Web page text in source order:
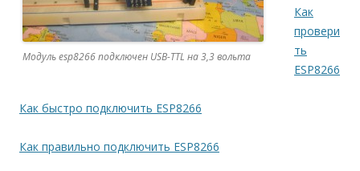
Модуль esp8266 подключен USB-TTL на 3,3 вольта
Как
провери
ть
ESP8266
Как быстро подключить ESP8266
Как правильно подключить ESP8266